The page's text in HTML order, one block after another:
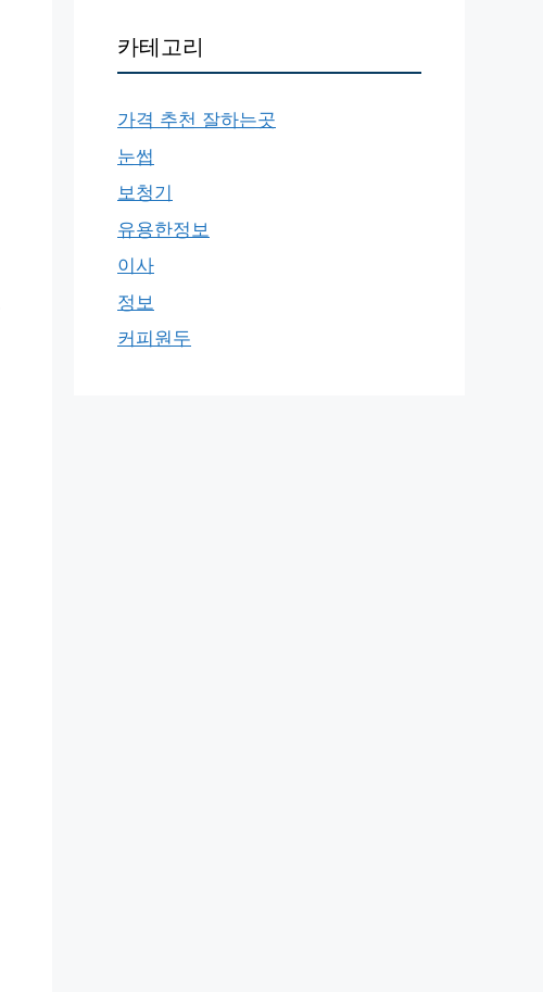
카테고리
가격 추천 잘하는곳
눈썹
보청기
유용한정보
이사
정보
커피원두